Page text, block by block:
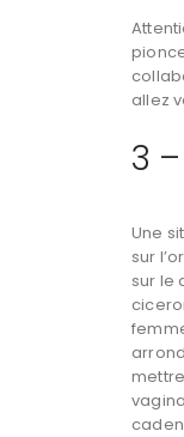
allez
3
Une
sur
sur le